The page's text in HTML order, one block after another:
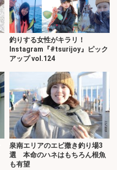
釣りする女性がキラリ！
Instagram『#tsurijoy』ピック
アップ vol.124
泉南エリアのエビ撒き釣り場3
選 本命のハネはもちろん根魚
も有望